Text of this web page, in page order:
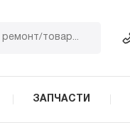
ЗАПЧАСТИ